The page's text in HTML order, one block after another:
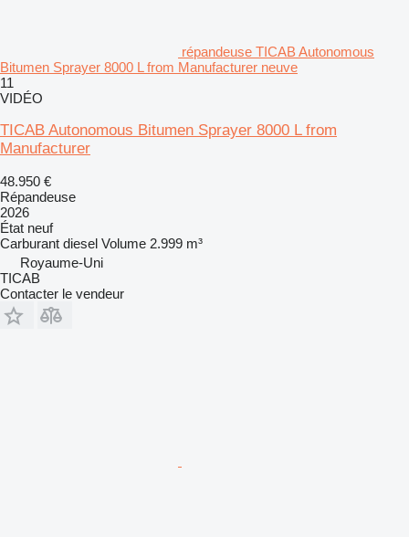
répandeuse TICAB Autonomous
Bitumen Sprayer 8000 L from Manufacturer neuve
11
VIDÉO
TICAB Autonomous Bitumen Sprayer 8000 L from
Manufacturer
48.950 €
Répandeuse
2026
État neuf
Carburant diesel Volume 2.999 m³
Royaume-Uni
TICAB
Contacter le vendeur